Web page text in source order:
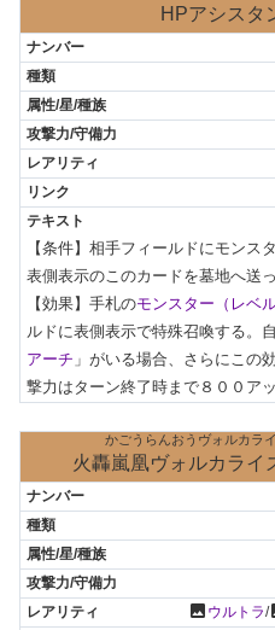
HPアシスタ
【条件】相手フィールドにモンス
表側表示のこのカードを墓地へ送
【効果】手札のモンスター（レベ
ルドに表側表示で特殊召喚する。
アーチ 」がいる場合、さらにこの
撃力はターン終了時まで８００アッ
かごうらんおうヴォルカラ
火轟嵐凰ヴォルカライ
photo ウルトラ/